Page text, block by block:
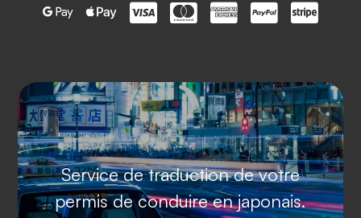
      
Service de traduction de votre
permis de conduire en japonais.